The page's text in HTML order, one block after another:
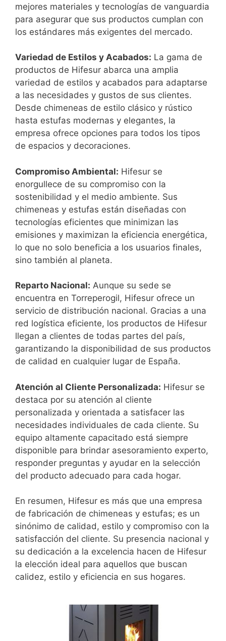
mejores materiales y tecnologías de vanguardia
para asegurar que sus productos cumplan con
los estándares más exigentes del mercado.
Variedad de Estilos y Acabados: La gama de
productos de Hifesur abarca una amplia
variedad de estilos y acabados para adaptarse
a las necesidades y gustos de sus clientes.
Desde chimeneas de estilo clásico y rústico
hasta estufas modernas y elegantes, la
empresa ofrece opciones para todos los tipos
de espacios y decoraciones.
Compromiso Ambiental: Hifesur se
enorgullece de su compromiso con la
sostenibilidad y el medio ambiente. Sus
chimeneas y estufas están diseñadas con
tecnologías eficientes que minimizan las
emisiones y maximizan la eficiencia energética,
lo que no solo beneficia a los usuarios finales,
sino también al planeta.
Reparto Nacional: Aunque su sede se
encuentra en Torreperogil, Hifesur ofrece un
servicio de distribución nacional. Gracias a una
red logística eficiente, los productos de Hifesur
llegan a clientes de todas partes del país,
garantizando la disponibilidad de sus productos
de calidad en cualquier lugar de España.
Atención al Cliente Personalizada: Hifesur se
destaca por su atención al cliente
personalizada y orientada a satisfacer las
necesidades individuales de cada cliente. Su
equipo altamente capacitado está siempre
disponible para brindar asesoramiento experto,
responder preguntas y ayudar en la selección
del producto adecuado para cada hogar.
En resumen, Hifesur es más que una empresa
de fabricación de chimeneas y estufas; es un
sinónimo de calidad, estilo y compromiso con la
satisfacción del cliente. Su presencia nacional y
su dedicación a la excelencia hacen de Hifesur
la elección ideal para aquellos que buscan
calidez, estilo y eficiencia en sus hogares.